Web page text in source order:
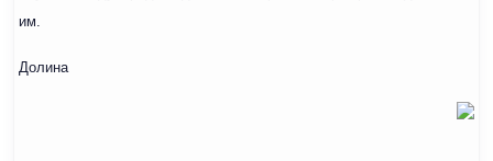
им.
Долина